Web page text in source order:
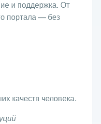
и поддержка. От
портала — без
качеств человека.